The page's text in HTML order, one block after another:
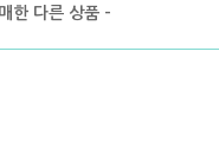
한 다른 상품 -